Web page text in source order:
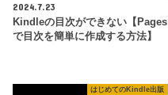
2024.7.23
Kindleの目次ができない【Pages
で目次を簡単に作成する方法】
はじめてのKindle出版